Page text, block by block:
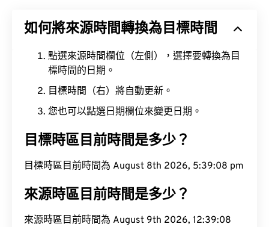
如何將來源時間轉換為目標時間
點選來源時間欄位（左側），選擇要轉換為目
標時間的日期。
目標時間（右）將自動更新。
您也可以點選日期欄位來變更日期。
目標時區目前時間是多少？
目標時區目前時間為 August 8th 2026, 5:39:09 pm
來源時區目前時間是多少？
來源時區目前時間為 August 9th 2026, 12:39:09